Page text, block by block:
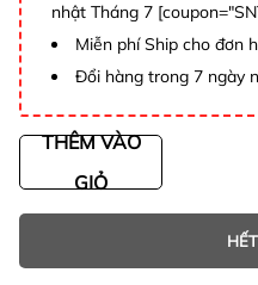
nhật Tháng 7
Miễn phí Ship cho đơn
Đổi hàng trong 7 ngày
THÊM VÀO
GIỎ